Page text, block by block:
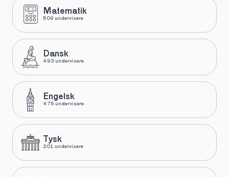
Matematik
509 undervisere
Dansk
493 undervisere
Engelsk
475 undervisere
Tysk
201 undervisere